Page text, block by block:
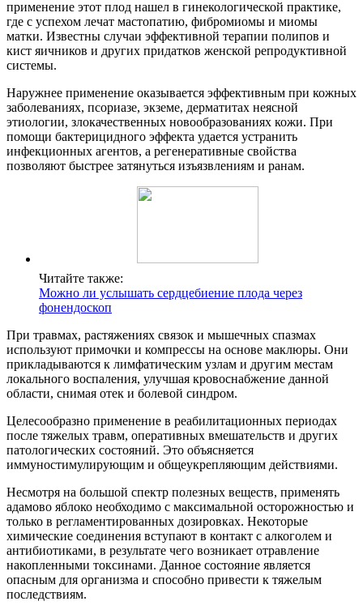
применение этот плод нашел в гинекологической практике,
где с успехом лечат мастопатию, фибромиомы и миомы
матки. Известны случаи эффективной терапии полипов и
кист яичников и других придатков женской репродуктивной
системы.
Наружнее применение оказывается эффективным при кожных
заболеваниях, псориазе, экземе, дерматитах неясной
этиологии, злокачественных новообразованиях кожи. При
помощи бактерицидного эффекта удается устранить
инфекционных агентов, а регенеративные свойства
позволяют быстрее затянуться изъязвлениям и ранам.
Читайте также:
Можно ли услышать сердцебиение плода через
фонендоскоп
При травмах, растяжениях связок и мышечных спазмах
используют примочки и компрессы на основе маклюры. Они
прикладываются к лимфатическим узлам и другим местам
локального воспаления, улучшая кровоснабжение данной
области, снимая отек и болевой синдром.
Целесообразно применение в реабилитационных периодах
после тяжелых травм, оперативных вмешательств и других
патологических состояний. Это объясняется
иммуностимулирующим и общеукрепляющим действиями.
Несмотря на большой спектр полезных веществ, применять
адамово яблоко необходимо с максимальной осторожностью и
только в регламентированных дозировках. Некоторые
химические соединения вступают в контакт с алкоголем и
антибиотиками, в результате чего возникает отравление
накопленными токсинами. Данное состояние является
опасным для организма и способно привести к тяжелым
последствиям.